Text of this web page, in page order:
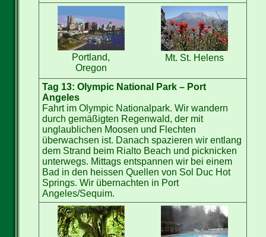
Portland,
Oregon
Mt. St. Helens
Tag 13: Olympic National Park – Port
Angeles
Fahrt im Olympic Nationalpark. Wir wandern
durch gemäßigten Regenwald, der mit
unglaublichen Moosen und Flechten
überwachsen ist. Danach spazieren wir entlang
dem Strand beim Rialto Beach und picknicken
unterwegs. Mittags entspannen wir bei einem
Bad in den heissen Quellen von Sol Duc Hot
Springs. Wir übernachten in Port
Angeles/Sequim.